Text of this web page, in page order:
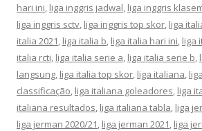
hari ini, liga inggris jadwal, liga inggris
liga inggris sctv, liga inggris top skor, liga
italia 2021, liga italia b, liga italia hari ini, liga
italia rcti, liga italia serie a, liga italia serie b,
langsung, liga italia top skor, liga italiana,
classificação, liga italiana goleadores, liga
italiana resultados, liga italiana tabla, liga
liga jerman 2020/21, liga jerman 2021, liga